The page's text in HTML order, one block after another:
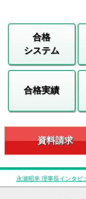
合格
システム
合格実績
資料請求
永瀬昭幸 理事長インタビ